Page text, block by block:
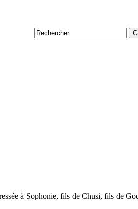
à Sophonie, fils de Chusi, fils de